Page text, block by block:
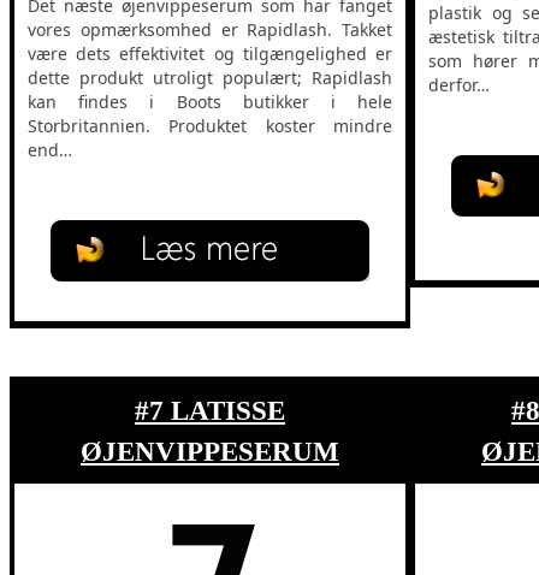
Det næste øjenvippeserum som har fanget
vores opmærksomhed er Rapidlash. Takket
være dets effektivitet og tilgængelighed er
dette produkt utroligt populært; Rapidlash
kan findes i Boots butikker i hele
Storbritannien. Produktet koster mindre
end…
plastik og
æstetisk
som hører
derfor…
#7 LATISSE
ØJENVIPPESERUM